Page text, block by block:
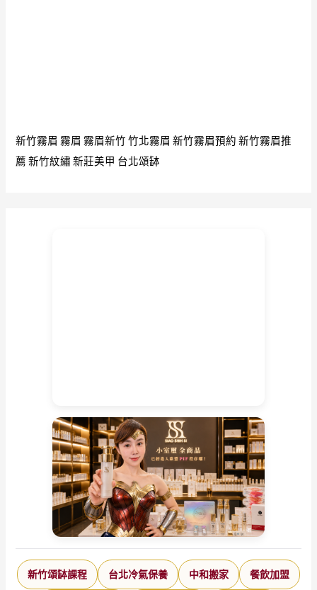
新竹霧眉 霧眉 霧眉新竹 竹北霧眉 新竹霧眉預約 新竹霧眉推
薦 新竹紋繡 新莊美甲 台北頌缽
新竹頌缽課程 台北冷氣保養 中和搬家 餐飲加盟